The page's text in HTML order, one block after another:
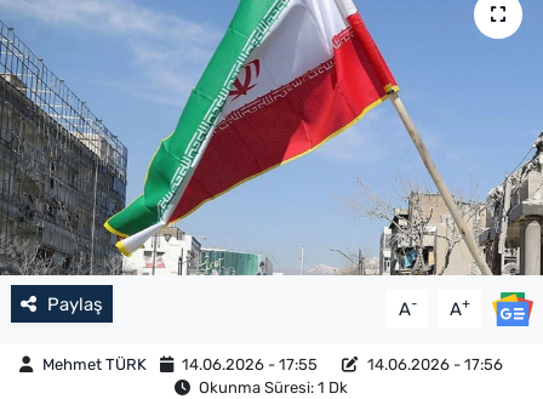
Paylaş A- A+
Mehmet TÜRK 14.06.2026 - 17:55
14.06.2026 - 17:56
Okunma Süresi: 1 Dk